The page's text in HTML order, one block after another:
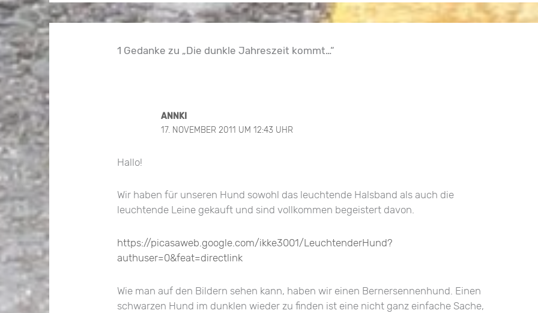
1 Gedanke zu „Die dunkle Jahreszeit kommt…“
ANNKI
17. NOVEMBER 2011 UM 12:43 UHR
Hallo!
Wir haben für unseren Hund sowohl das leuchtende Halsband als auch die
leuchtende Leine gekauft und sind vollkommen begeistert davon.
https://picasaweb.google.com/ikke3001/LeuchtenderHund?
authuser=0&feat=directlink
Wie man auf den Bildern sehen kann, haben wir einen Bernersennenhund. Einen
schwarzen Hund im dunklen wieder zu finden ist eine nicht ganz einfache Sache,